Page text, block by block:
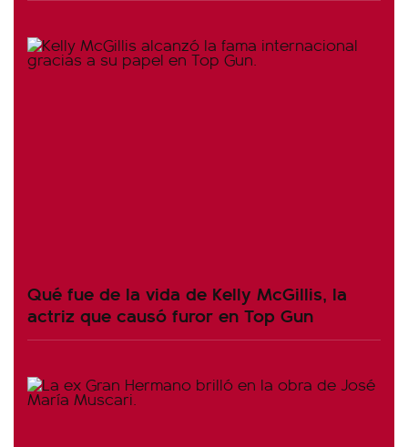
Qué fue de la vida de Kelly McGillis, la
actriz que causó furor en Top Gun